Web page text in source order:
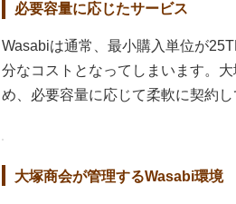
必要容量に応じたサービス
Wasabiは通常、最小購入単位が
分なコストとなってしまいます。
め、必要容量に応じて柔軟に契約し
大塚商会が管理するWasabi環境